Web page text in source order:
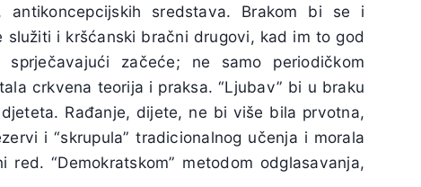
sredstava. Brakom bi se i
služiti i kršćanski bračni drugovi, kad im to god
začeće; ne samo periodičkom
crkvena teorija i praksa. “Ljubav” bi u braku
Rađanje, dijete, ne bi više bila prvotna,
i “skrupula” tradicionalnog učenja i morala
“Demokratskom” metodom odglasavanja,